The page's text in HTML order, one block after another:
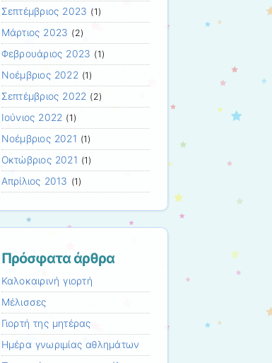
Σεπτέμβριος 2023 (1)
Μάρτιος 2023 (2)
Φεβρουάριος 2023 (1)
Νοέμβριος 2022 (1)
Σεπτέμβριος 2022 (2)
Ιούνιος 2022 (1)
Νοέμβριος 2021 (1)
Οκτώβριος 2021 (1)
Απρίλιος 2013 (1)
Πρόσφατα άρθρα
Καλοκαιρινή γιορτή
Μέλισσες
Γιορτή της μητέρας
Ημέρα γνωριμίας αθλημάτων